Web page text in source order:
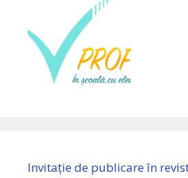
Invitație de publicare în